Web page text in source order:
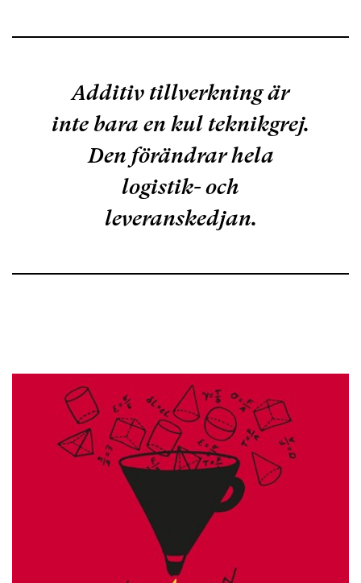
Additiv tillverkning är
inte bara en kul teknikgrej.
Den förändrar hela
logistik- och
leveranskedjan.